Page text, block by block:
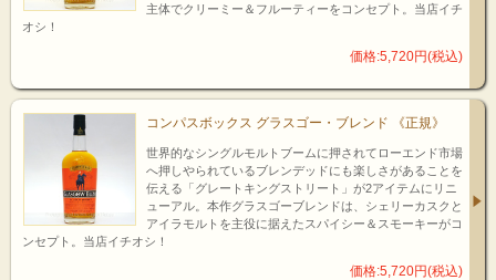
主体でクリーミー＆フルーティーをコンセプト。当店イチ
オシ！
価格:5,720円(税込)
コンパスボックス グラスゴー・ブレンド 《正規》
世界的なシングルモルトブームに押されてローエンド市場
へ押しやられているブレンデッドにも楽しさがあることを
伝える「グレートキングストリート」が2アイテムにリニ
ューアル。本作グラスゴーブレンドは、シェリーカスクと
アイラモルトを主役に据えたスパイシー＆スモーキーがコ
ンセプト。当店イチオシ！
価格:5,720円(税込)